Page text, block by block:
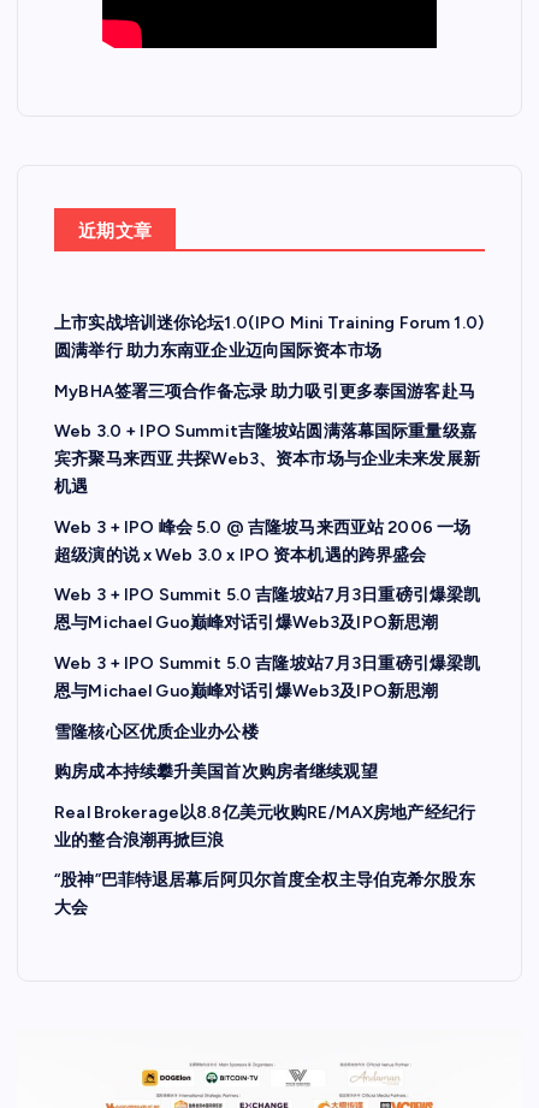
近期文章
上市实战培训迷你论坛1.0(IPO Mini Training Forum 1.0)
圆满举行 助力东南亚企业迈向国际资本市场
MyBHA签署三项合作备忘录 助力吸引更多泰国游客赴马
Web 3.0 + IPO Summit吉隆坡站圆满落幕国际重量级嘉
宾齐聚马来西亚 共探Web3、资本市场与企业未来发展新
机遇
Web 3 + IPO 峰会 5.0 @ 吉隆坡马来西亚站 2006 一场
超级演的说 x Web 3.0 x IPO 资本机遇的跨界盛会
Web 3 + IPO Summit 5.0 吉隆坡站7月3日重磅引爆梁凯
恩与Michael Guo巅峰对话引爆Web3及IPO新思潮
Web 3 + IPO Summit 5.0 吉隆坡站7月3日重磅引爆梁凯
恩与Michael Guo巅峰对话引爆Web3及IPO新思潮
雪隆核心区优质企业办公楼
购房成本持续攀升美国首次购房者继续观望
Real Brokerage以8.8亿美元收购RE/MAX房地产经纪行
业的整合浪潮再掀巨浪
“股神”巴菲特退居幕后阿贝尔首度全权主导伯克希尔股东
大会